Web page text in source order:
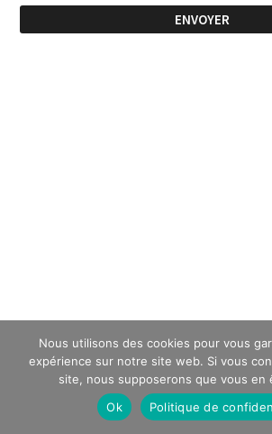
ENVOYER
Nous utilisons des cookies pour vous
expérience sur notre site web. Si vous
site, nous supposerons que vous en
Ok
Politique de